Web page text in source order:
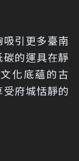
引更多臺南
的運具在靜
化底蘊的古
府城恬靜的